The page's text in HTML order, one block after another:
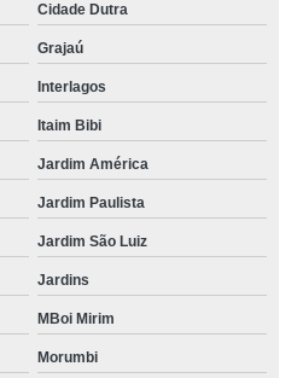
Cidade Dutra
Grajaú
Interlagos
Itaim Bibi
Jardim América
Jardim Paulista
Jardim São Luiz
Jardins
MBoi Mirim
Morumbi